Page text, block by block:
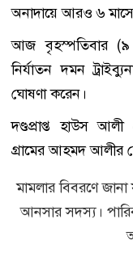
অনাদায়ে আরও ৬
আজ বৃহস্পতিবার (৯
নির্যাতন দমন
ঘোষণা করেন।
দণ্ডপ্রাপ্ত হাউস
গ্রামের আহমদ আলীর
মামলার বিবরণে
আনসার সদস্য।